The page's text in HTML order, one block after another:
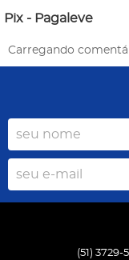
Pix - Pagaleve
Carregando
(51)